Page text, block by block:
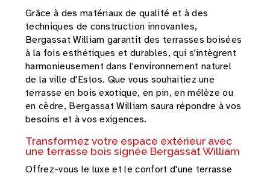
Grâce à des matériaux de qualité et à des
techniques de construction innovantes,
Bergassat William garantit des terrasses boisées
à la fois esthétiques et durables, qui s'intègrent
harmonieusement dans l'environnement naturel
de la ville d'Estos. Que vous souhaitiez une
terrasse en bois exotique, en pin, en mélèze ou
en cèdre, Bergassat William saura répondre à vos
besoins et à vos exigences.
Transformez votre espace extérieur avec
une terrasse bois signée Bergassat William
Offrez-vous le luxe et le confort d'une terrasse